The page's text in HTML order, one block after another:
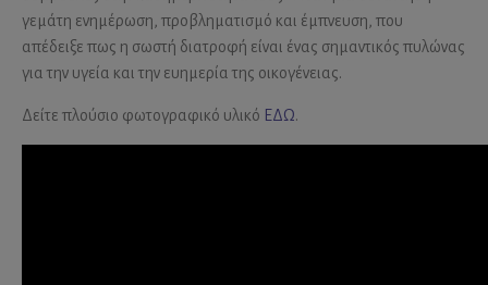
γεμάτη ενημέρωση, προβληματισμό και έμπνευση, που
απέδειξε πως η σωστή διατροφή είναι ένας σημαντικός πυλώνας
για την υγεία και την ευημερία της οικογένειας.
Δείτε πλούσιο φωτογραφικό υλικό ΕΔΩ.